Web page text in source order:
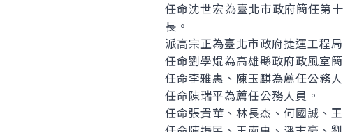
任命沈世宏為臺北市政府簡任第
長。
派高宗正為臺北市政府捷運工程
任命劉學焜為高雄縣政府政風室
任命李雅惠、陳玉麒為薦任公務人
任命陳瑞平為薦任公務人員。
任命張貴華、林長杰、何國誠、